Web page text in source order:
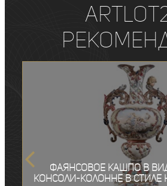
Фаянсовое кашпо в
консоли-колонне в стиле